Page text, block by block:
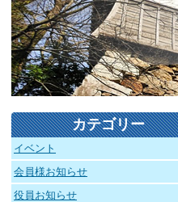
カテゴリー
イベント
会員様お知らせ
役員お知らせ